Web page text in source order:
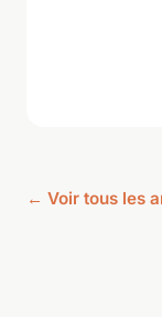
← Voir tous les